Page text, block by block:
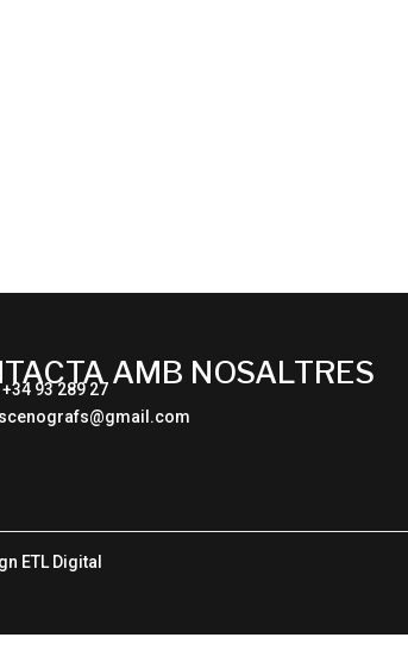
AMB NOSALTRES
93 289 27
ETL Digital